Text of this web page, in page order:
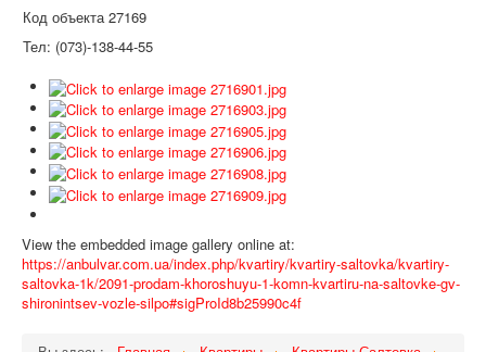
Код объекта 27169
Тел: (073)-138-44-55
View the embedded image gallery online at:
https://anbulvar.com.ua/index.php/kvartiry/kvartiry-saltovka/kvartiry-
saltovka-1k/2091-prodam-khoroshuyu-1-komn-kvartiru-na-saltovke-gv-
shironintsev-vozle-silpo#sigProId8b25990c4f